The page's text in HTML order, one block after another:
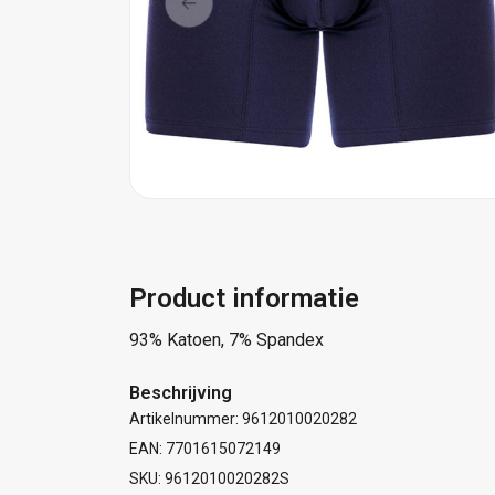
Product informatie
93% Katoen, 7% Spandex
Beschrijving
Artikelnummer: 9612010020282
EAN: 7701615072149
SKU: 9612010020282S